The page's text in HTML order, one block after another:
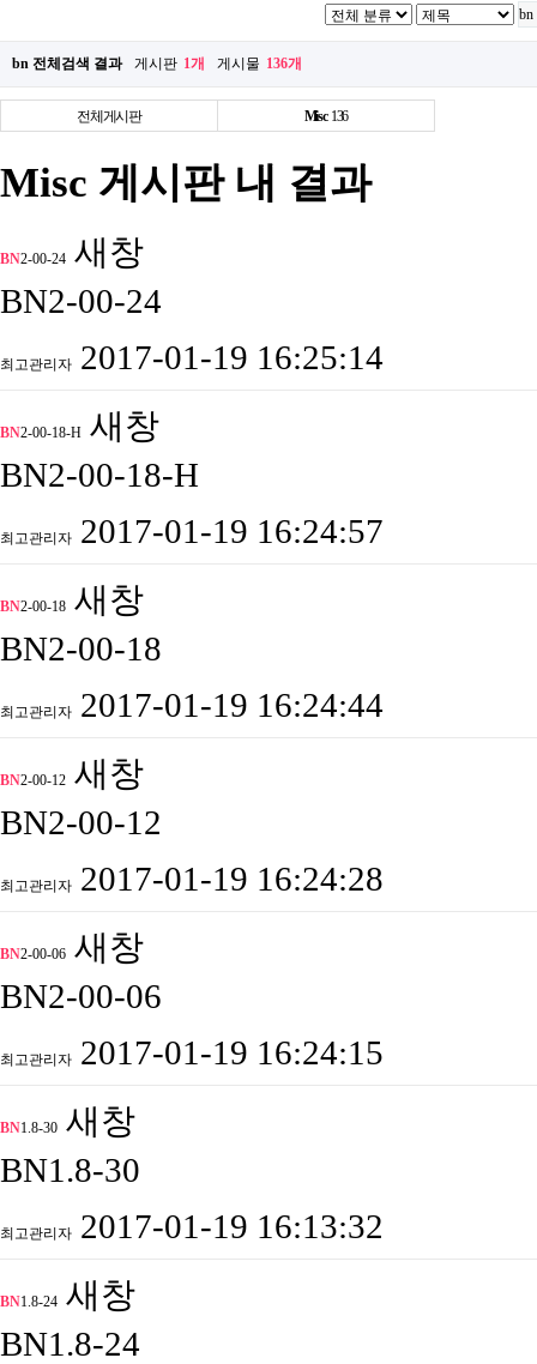
bn 전체검색 결과 게시판 1개 게시물 136개
전체게시판 Misc 136
Misc 게시판 내 결과
BN2-00-24 새창
BN2-00-24
최고관리자 2017-01-19 16:25:14
BN2-00-18-H 새창
BN2-00-18-H
최고관리자 2017-01-19 16:24:57
BN2-00-18 새창
BN2-00-18
최고관리자 2017-01-19 16:24:44
BN2-00-12 새창
BN2-00-12
최고관리자 2017-01-19 16:24:28
BN2-00-06 새창
BN2-00-06
최고관리자 2017-01-19 16:24:15
BN1.8-30 새창
BN1.8-30
최고관리자 2017-01-19 16:13:32
BN1.8-24 새창
BN1.8-24